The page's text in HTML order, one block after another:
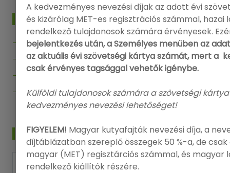
INFO
Bejelentkezés
Regisztráció
Adatvédelmi politika
Felhasználási feltételek
HÍRLEVÉL
A kedvezményes nevezési díjak az adott évi
és kizárólag MET-es regisztrációs számmal, hazai
rendelkező tulajdonosok számára érvényesek.
bejelentkezés után, a Személyes menüben az
az aktuális évi szövetségi kártya számát, mert a
csak érvényes tagsággal vehetők igénybe.
Külföldi tulajdonosok számára a szövetségi
kedvezményes nevezési lehetőséget!
FIGYELEM! Magyar kutyafajták nevezési díja, a
díjtáblázatban szereplő összegek 50 %-a, de csak
magyar (MET) regisztárciós számmal, és magyar
rendelkező kiállítók részére.